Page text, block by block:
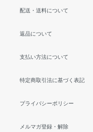
配送・送料について
返品について
支払い方法について
特定商取引法に基づく表記
プライバシーポリシー
メルマガ登録・解除